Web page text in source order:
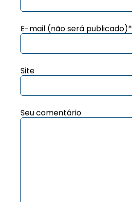
E-mail (não será publicado)*
Site
Seu comentário